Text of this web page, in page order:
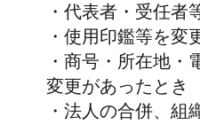
・代表者・受任者
・使用印鑑等を変
・商号・所在地
変更があったとき
・法人の合併、